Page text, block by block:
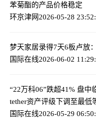
苯菊酯的产品价格稳定
环京津网2026-05-28
梦天家居录得7天6板卢放
国际在线2026-06-02
“22万科06”跌超41% 盘中
tether资产评级下调至最低
国际在线2026-05-29